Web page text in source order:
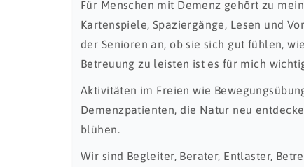
Für Menschen mit Demenz gehört zu
Kartenspiele, Spaziergänge, Lesen und
der Senioren an, ob sie sich gut fühlen,
Betreuung zu leisten ist es für mich
Aktivitäten im Freien wie
Demenzpatienten, die Natur neu
blühen.
Wir sind Begleiter, Berater, Entlaster,